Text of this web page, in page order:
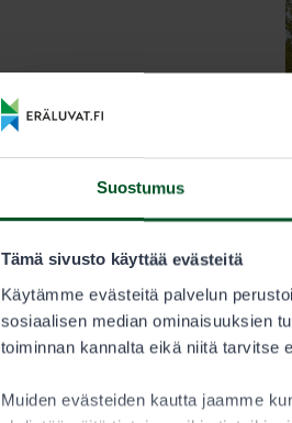
Suostumus
Tämä sivusto käyttää evästeitä
Käytämme evästeitä palvelun
sosiaalisen median ominaisuuksien
toiminnan kannalta eikä niitä tarvitse
Muiden evästeiden kautta jaamme